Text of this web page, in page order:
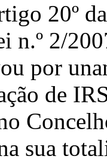
20º
n.º 2/
por
de
sua